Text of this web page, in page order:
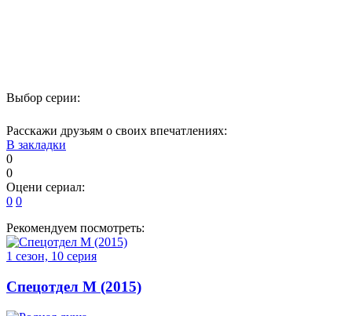
Выбор серии:
Расскажи друзьям о своих впечатлениях:
В закладки
0
0
Оцени сериал:
0 0
Рекомендуем посмотреть:
1 сезон, 10 серия
Спецотдел М (2015)